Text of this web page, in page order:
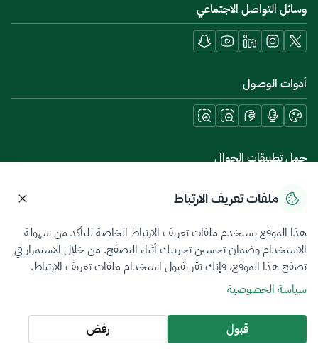
وسائل التواصل الاجتماعي
أدوات الوصول
حمل تطبيقات الجوال
سياسة الخصوصيةشروط الاستخدامخريطة الموقع
جميع الحقوق محفوظة 2026 © ZATCA.GOV.SA
تم تطويره وصيانته بواسطة هيئة الزكاة والضريبة والجمارك
آخر تحديث للموقع في
ملفات تعريف الارتباط
هذا الموقع يستخدم ملفات تعريف الارتباط الخاصة للتأكد من سهولة
الاستخدام وضمان تحسين تجربتك أثناء التصفح. من خلال الاستمرار في
تصفح هذا الموقع، فإنك تقر بقبول استخدام ملفات تعريف الارتباط.
سياسة الخصوصية
قبول رفض